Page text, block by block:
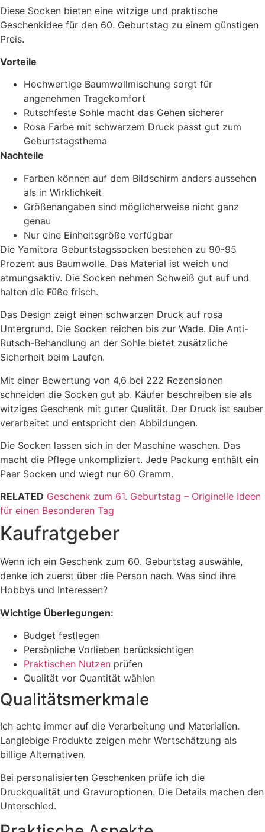
Diese Socken bieten eine witzige und praktische
Geschenkidee für den 60. Geburtstag zu einem günstigen
Preis.
Vorteile
Hochwertige Baumwollmischung sorgt für
angenehmen Tragekomfort
Rutschfeste Sohle macht das Gehen sicherer
Rosa Farbe mit schwarzem Druck passt gut zum
Geburtstagsthema
Nachteile
Farben können auf dem Bildschirm anders aussehen
als in Wirklichkeit
Größenangaben sind möglicherweise nicht ganz
genau
Nur eine Einheitsgröße verfügbar
Die Yamitora Geburtstagssocken bestehen zu 90-95
Prozent aus Baumwolle. Das Material ist weich und
atmungsaktiv. Die Socken nehmen Schweiß gut auf und
halten die Füße frisch.
Das Design zeigt einen schwarzen Druck auf rosa
Untergrund. Die Socken reichen bis zur Wade. Die Anti-
Rutsch-Behandlung an der Sohle bietet zusätzliche
Sicherheit beim Laufen.
Mit einer Bewertung von 4,6 bei 222 Rezensionen
schneiden die Socken gut ab. Käufer beschreiben sie als
witziges Geschenk mit guter Qualität. Der Druck ist sauber
verarbeitet und entspricht den Abbildungen.
Die Socken lassen sich in der Maschine waschen. Das
macht die Pflege unkompliziert. Jede Packung enthält ein
Paar Socken und wiegt nur 60 Gramm.
RELATED Geschenk zum 61. Geburtstag – Originelle Ideen
für einen Besonderen Tag
Kaufratgeber
Wenn ich ein Geschenk zum 60. Geburtstag auswähle,
denke ich zuerst über die Person nach. Was sind ihre
Hobbys und Interessen?
Wichtige Überlegungen:
Budget festlegen
Persönliche Vorlieben berücksichtigen
Praktischen Nutzen prüfen
Qualität vor Quantität wählen
Qualitätsmerkmale
Ich achte immer auf die Verarbeitung und Materialien.
Langlebige Produkte zeigen mehr Wertschätzung als
billige Alternativen.
Bei personalisierten Geschenken prüfe ich die
Druckqualität und Gravuroptionen. Die Details machen den
Unterschied.